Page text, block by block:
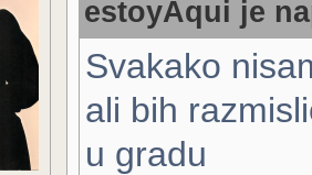
estoyAqui je
Svakako
ali bih
u gradu